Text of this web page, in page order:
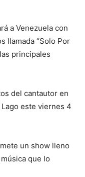
a Venezuela con
llamada “Solo Por
principales
del cantautor en
este viernes 4
un show lleno
que lo